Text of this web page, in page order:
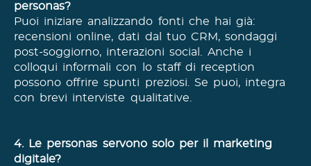
personas?
Puoi iniziare analizzando fonti che hai già:
recensioni online, dati dal tuo CRM, sondaggi
post-soggiorno, interazioni social. Anche i
colloqui informali con lo staff di reception
possono offrire spunti preziosi. Se puoi, integra
con brevi interviste qualitative.
4. Le personas servono solo per il marketing
digitale?